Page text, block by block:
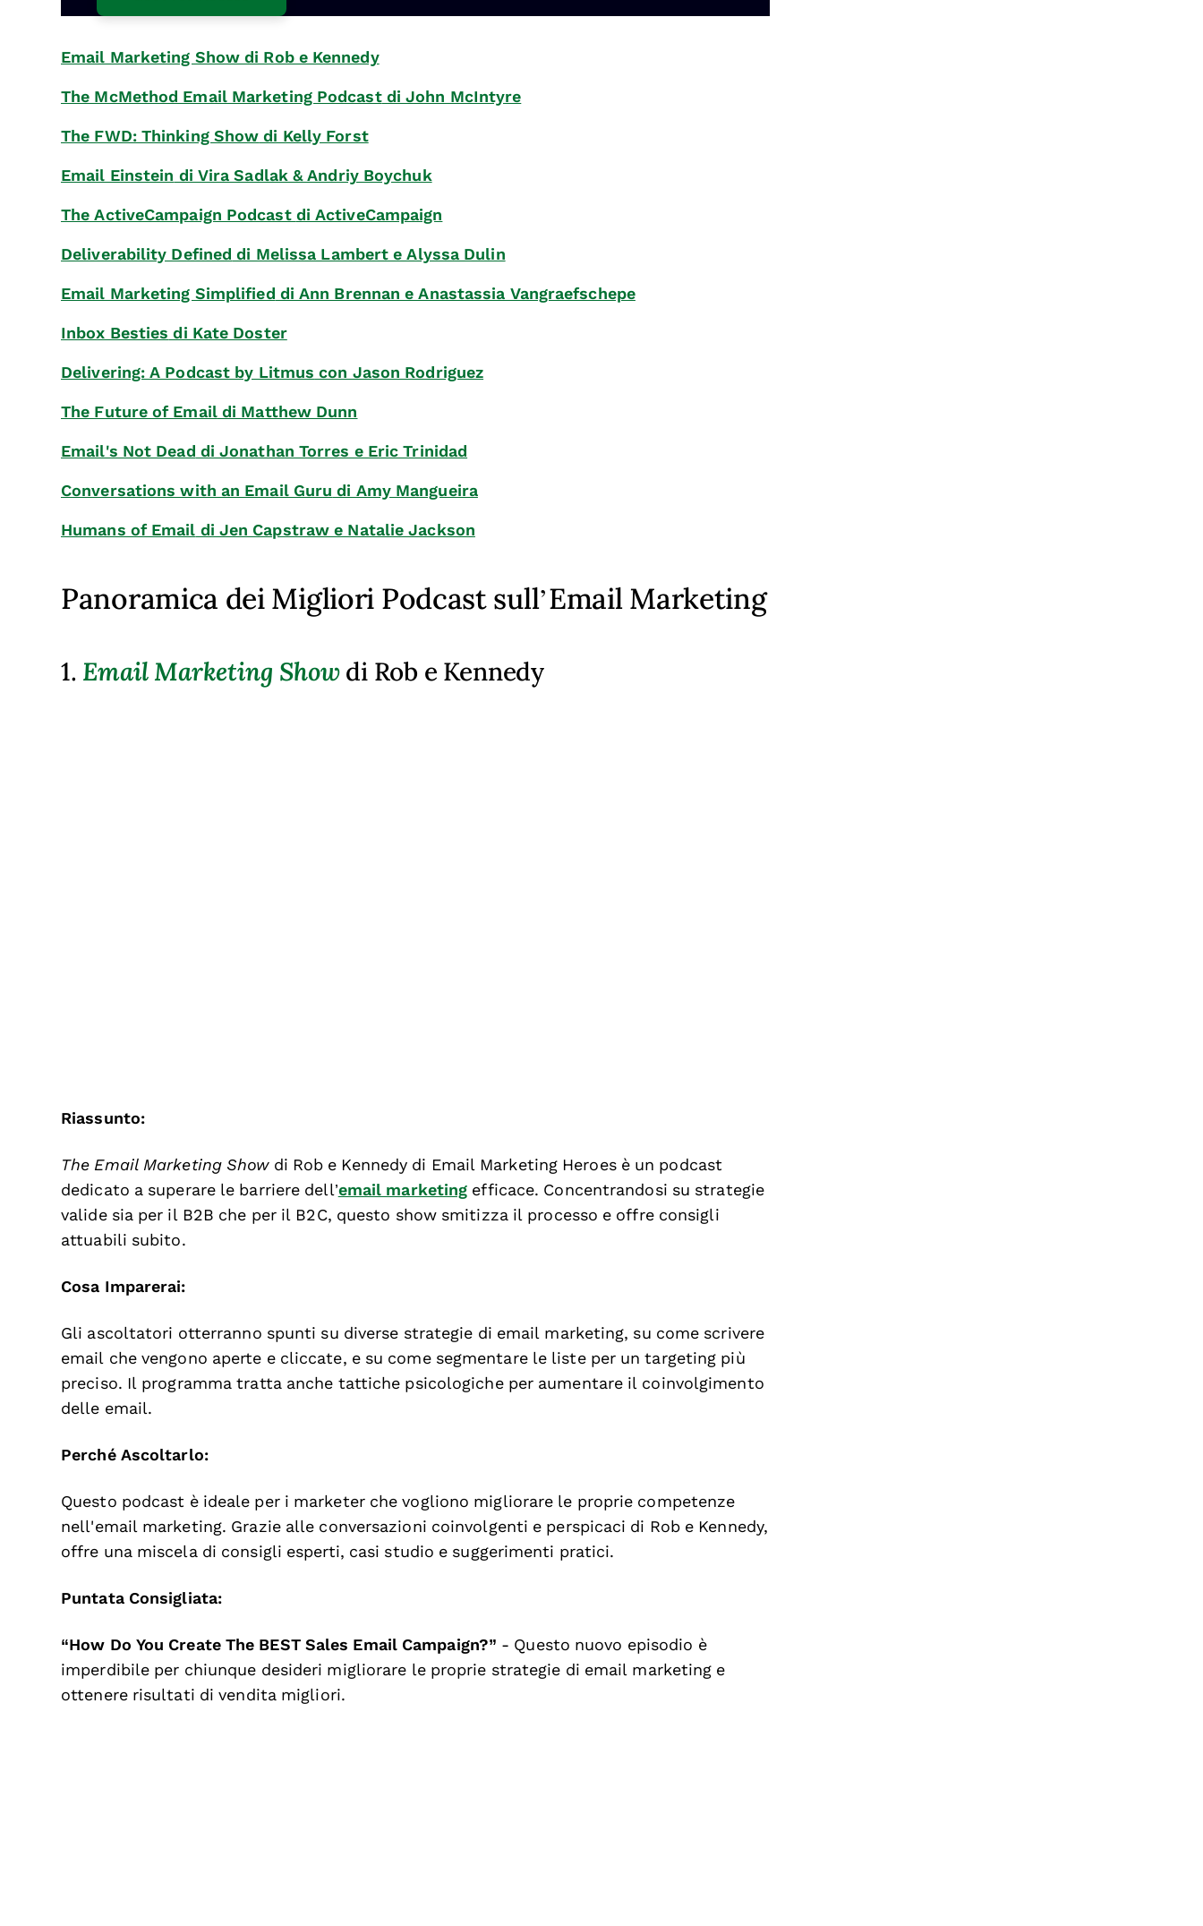
Email Marketing Show di Rob e Kennedy
The McMethod Email Marketing Podcastdi John McIntyre
The FWD: Thinking Show di Kelly Forst
Email Einstein di Vira Sadlak & Andriy Boychuk
The ActiveCampaign Podcast di ActiveCampaign
Deliverability Defined di Melissa Lambert e Alyssa Dulin
Email Marketing Simplified di Ann Brennan e Anastassia Vangraefschepe
Inbox Besties di Kate Doster
Delivering: A Podcast by Litmus con Jason Rodriguez
The Future of Emaildi Matthew Dunn
Email's Not Dead di Jonathan Torres e Eric Trinidad
Conversations with an Email Guru di Amy Mangueira
Humans of Email di Jen Capstraw e Natalie Jackson
Panoramica dei Migliori Podcast sull’Email Marketing
1. Email Marketing Showdi Rob e Kennedy
Riassunto:
The Email Marketing Showdi Rob e Kennedy di Email Marketing Heroes è un podcast
dedicato a superare le barriere dell’email marketing efficace. Concentrandosi su strategie
valide sia per il B2B che per il B2C, questo show smitizza il processo e offre consigli
attuabili subito.
Cosa Imparerai:
Gli ascoltatori otterranno spunti su diverse strategie di email marketing, su come scrivere
email che vengono aperte e cliccate, e su come segmentare le liste per un targeting più
preciso. Il programma tratta anche tattiche psicologiche per aumentare il coinvolgimento
delle email.
Perché Ascoltarlo:
Questo podcast è ideale per i marketer che vogliono migliorare le proprie competenze
nell'email marketing. Grazie alle conversazioni coinvolgenti e perspicaci di Rob e Kennedy,
offre una miscela di consigli esperti, casi studio e suggerimenti pratici.
Puntata Consigliata:
“How Do You Create The BEST Sales Email Campaign?” - Questo nuovo episodio è
imperdibile per chiunque desideri migliorare le proprie strategie di email marketing e
ottenere risultati di vendita migliori.